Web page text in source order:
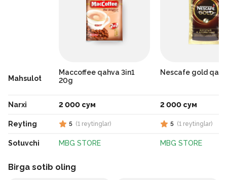
Mahsulot
Narxi
Reyting
Sotuvchi
Maccoffee qahva 3in1
20g
2 000 сум
5 (1 reytinglar)
MBG STORE
Nescafe gold
2 000 сум
5 (1 reytinglar)
MBG STORE
Birga sotib oling